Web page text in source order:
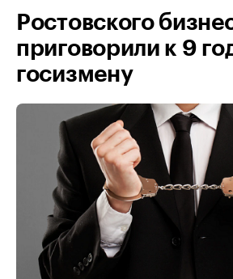
Ростовского
приговорили к 9
госизмену